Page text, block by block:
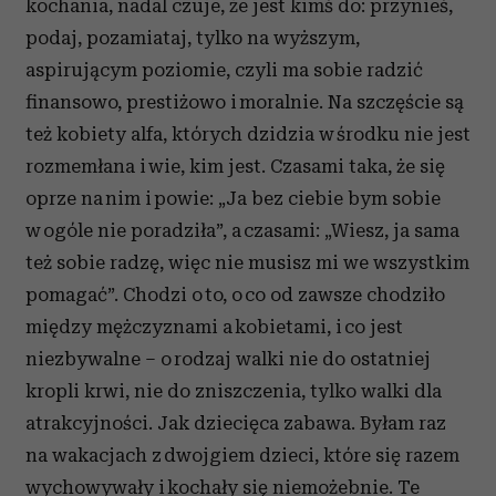
społecznościowym, reklamowym i analitycznym.
Partnerzy mogą połączyć te informacje z innymi danymi
otrzymanymi od Ciebie lub uzyskanymi podczas
korzystania z ich usług.
kochania, nadal czuje, że jest kimś do: przynieś,
podaj, pozamiataj, tylko na wyższym,
aspirującym poziomie, czyli ma sobie radzić
finansowo, prestiżowo i moralnie. Na szczęście są
też kobiety alfa, których dzidzia w środku nie jest
rozmemłana i wie, kim jest. Czasami taka, że się
oprze na nim i powie: „Ja bez ciebie bym sobie
w ogóle nie poradziła”, a czasami: „Wiesz, ja sama
też sobie radzę, więc nie musisz mi we wszystkim
pomagać”. Chodzi o to, o co od zawsze chodziło
między mężczyznami a kobietami, i co jest
niezbywalne – o rodzaj walki nie do ostatniej
kropli krwi, nie do zniszczenia, tylko walki dla
atrakcyjności. Jak dziecięca zabawa. Byłam raz
na wakacjach z dwojgiem dzieci, które się razem
wychowywały i kochały się niemożebnie. Te